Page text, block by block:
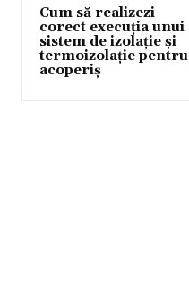
Cum să realizezi
corect execuția unui
sistem de izolație și
termoizolație pentru
acoperiș